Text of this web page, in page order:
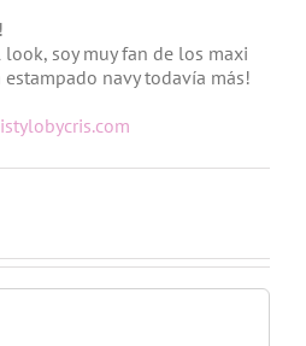
look, soy muy fan de los maxi
navy todavía más!